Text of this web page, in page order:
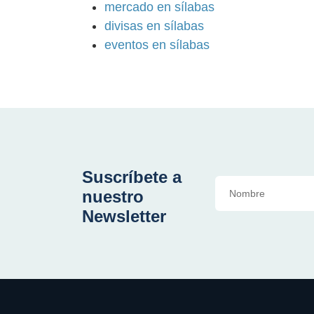
mercado en sílabas
divisas en sílabas
eventos en sílabas
Suscríbete a
nuestro
Newsletter